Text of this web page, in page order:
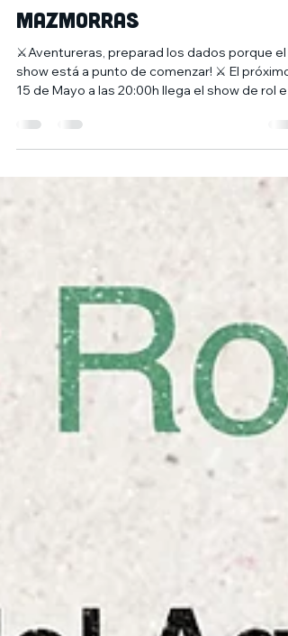
Show dragonas y
mazmorras
⚔️Aventureras, preparad los dados porque el
15 de Mayo a las 20:00h llega el show de rol en
directo más divertido a este lado del
queridas Angel Fansy (@angel.fansy), Demi
(@hotter_than_takis) y Mary Dolly
de proporciones épicas repleta de magia,
fantasía y MUCHO drama; todo ello dirigido
Ares (@areslanza), nue